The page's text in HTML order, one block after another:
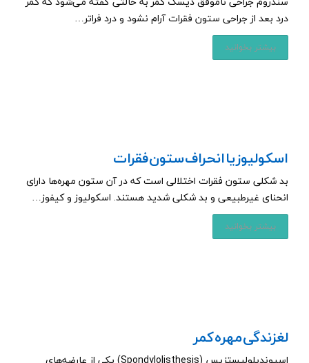
درد بعد از جراحی ستون فقرات آرام نشود و درد فراتر…
بیشتر بخوانید
اسکولیوز یا انحراف ستون فقرات
بد شکلی ستون فقرات اختلالی است که در آن ستون مهره‌ها دارای
انحنای غیرطبیعی و بد شکلی شدید هستند. اسکولیوز و کیفوز…
بیشتر بخوانید
لغزندگی مهره کمر